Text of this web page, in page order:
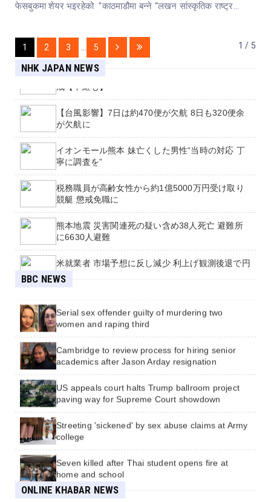
फेसबुकमा शेयर भइरहेको "काठमाडौमा बन्ने “लखन सांस्कृतिक राष्ट्र...
1 / 5
1 2 3 5
NHK JAPAN NEWS
大型で非常に強い台風13号 大雨や暴風など厳重警
【台風影響】7日は約470便が欠航 8日も320便余
が欠航に
イオンモール熊本 妹亡くした男性“当時の対応 丁
寧に調査を”
税務職員が高齢女性から約1億5000万円受け取り
競艇 懲戒免職に
熊本地震 災害関連死の疑い含め38人死亡 避難所
に6630人避難
米就業者 市場予想に反し減少 利上げ観測後退で円
BBC NEWS
How police let a registered sex offender murder
and attack women
Serial sex offender guilty of murdering two
women and raping third
Cambridge to review process for hiring senior
academics after Jason Arday resignation
US appeals court halts Trump ballroom project
paving way for Supreme Court showdown
Streeting 'sickened' by sex abuse claims at Army
college
Seven killed after Thai student opens fire at
home and school
Six-hour train services between London and
ONLINE KHABAR NEWS
थुनामुक्त